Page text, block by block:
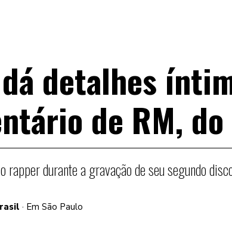
detalhes
de RM, do
rapper durante a gravação de seu segundo
· Em São Paulo